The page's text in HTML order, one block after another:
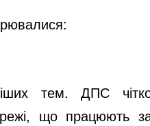
тем. ДПС
що працюють